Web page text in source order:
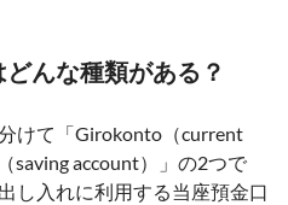
んな種類がある？
けて「Girokonto（current
saving account）」の2つで
し入れに利用する当座預金口